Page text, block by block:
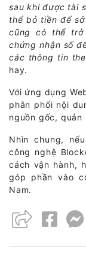
sau khi được tài
thể bỏ tiền để
cũng có thể
chứng nhận số
các thông tin
hay.
Với ứng dụng
phân phối nội
nguồn gốc,
Nhìn chung,
công nghệ
cách vận hành,
góp phần vào
Nam.